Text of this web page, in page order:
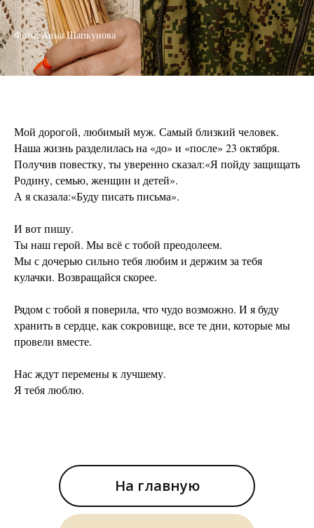
Фото: Анна Шапкунова
Мой дорогой, любимый муж. Самый близкий человек.
Наша жизнь разделилась на «до» и «после» 23 октября.
Получив повестку, ты уверенно сказал:«Я пойду защищать
Родину, семью, женщин и детей».
А я сказала:«Буду писать письма».
И вот пишу.
Ты наш герой. Мы всё с тобой преодолеем.
Мы с дочерью сильно тебя любим и держим за тебя
кулачки. Возвращайся скорее.
Рядом с тобой я поверила, что чудо возможно. И я буду
хранить в сердце, как сокровище, все те дни, которые мы
провели вместе.
Нас ждут перемены к лучшему.
Я тебя люблю.
На главную